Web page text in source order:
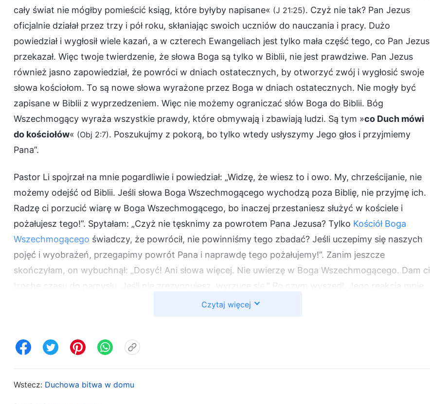
cały świat nie mógłby pomieścić ksiąg, które byłyby napisane« (J 21:25). Czyż nie tak? Pan Jezus
oficjalnie działał przez trzy i pół roku, skłaniając swoich uczniów do nauczania i pracy. Dużo
powiedział i wygłosił wiele kazań, a w czterech Ewangeliach jest tylko mała część tego, co Pan Jezus
przekazał. Więc twoje twierdzenie, że słowa Boga są tylko w Biblii, nie jest prawdziwe. Pan Jezus
również jasno zapowiedział, że powróci w dniach ostatecznych, by otworzyć zwój i wygłosić swoje
słowa kościołom. To są nowe słowa wyrażone przez Boga w dniach ostatecznych. Nie mogły być
zapisane w Biblii z wyprzedzeniem. Więc nie możemy ograniczać słów Boga do Biblii. Bóg
Wszechmogący wyraża wszystkie prawdy, które obmywają i zbawiają ludzi. Są tym »co Duch mówi
do kościołów« (Obj 2:7). Poszukujmy z pokorą, bo tylko wtedy usłyszymy Jego głos i przyjmiemy
Pana”.
Pastor Li spojrzał na mnie pogardliwie i powiedział: „Widzę, że wiesz to i owo. My, chrześcijanie, nie
możemy odejść od Biblii. Jeśli słowa Boga Wszechmogącego wychodzą poza Biblię, nie przyjmę ich.
Radzę ci porzucić wiarę w Boga Wszechmogącego, bo inaczej przestaniesz służyć w kościele i
pożałujesz tego!”. Spytałam: „Czyż nie tęsknimy za powrotem Pana Jezusa? Tylko Kościół Boga
Wszechmogącego świadczy, że powrócił, nie powinniśmy tego zbadać? Jeśli uczepimy się naszych
pojęć i wyobrażeń, przegapimy powrót Pana i naprawdę tego pożałujemy!”. Zanim jeszcze
skończyłam, on wybuchnął: „Dosyć! Ani słowa więcej. Nie uwierzę w Boga Wszechmogącego. Dam ci
trochę czasu do namysłu. Jeśli nie zrezygnujesz, wyrzucę się.” Po czym wyszedł. Jego reakcja mnie
zszokowała i rozczarowała. Zawsze nam mówił, że Pan aprobuje ludzi, którzy poszukują z pokorą.
dwulicowy. To hipokryzja.
„Słyszałem, że badasz Kościół Boga Wszechmogącego. Wiem o nim od jakiegoś czasu. Ich nauki
Czytaj więcej
Wstecz: Duchowa bitwa w domu